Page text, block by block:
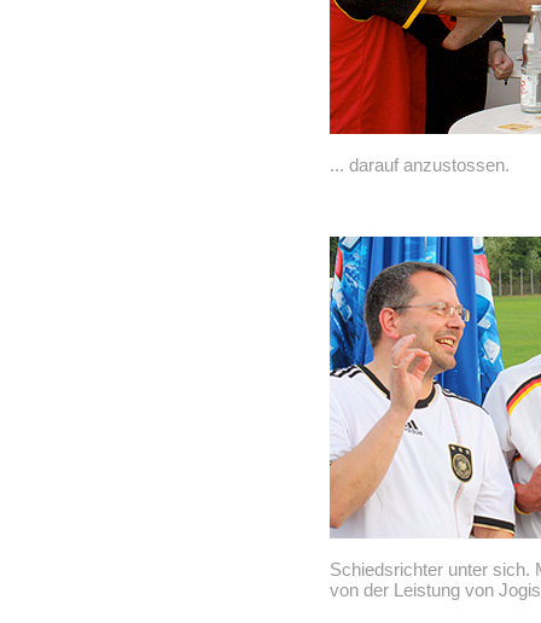
... darauf anzustossen.
Schiedsrichter unter sich.
von der Leistung von